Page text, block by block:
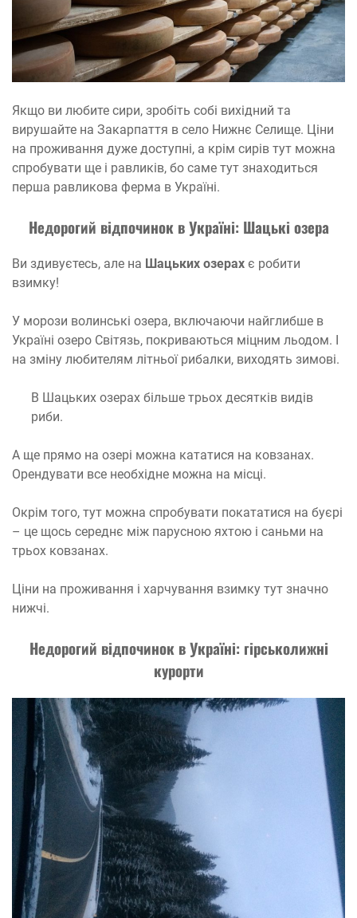
Якщо ви любите сири, зробіть собі вихідний та
вирушайте на Закарпаття в село Нижнє Селище. Ціни
на проживання дуже доступні, а крім сирів тут можна
спробувати ще і равликів, бо саме тут знаходиться
перша равликова ферма в Україні.
Недорогий відпочинок в Україні: Шацькі озера
Ви здивуєтесь, але на Шацьких озерах є робити
взимку!
У морози волинські озера, включаючи найглибше в
Україні озеро Світязь, покриваються міцним льодом. І
на зміну любителям літньої рибалки, виходять зимові.
В Шацьких озерах більше трьох десятків видів
риби.
А ще прямо на озері можна кататися на ковзанах.
Орендувати все необхідне можна на місці.
Окрім того, тут можна спробувати покататися на буєрі
– це щось середнє між парусною яхтою і саньми на
трьох ковзанах.
Ціни на проживання і харчування взимку тут значно
нижчі.
Недорогий відпочинок в Україні: гірськолижні
курорти